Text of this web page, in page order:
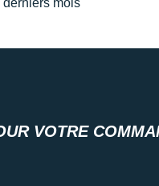
mois
VOTRE